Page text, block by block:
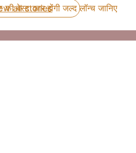
all stories